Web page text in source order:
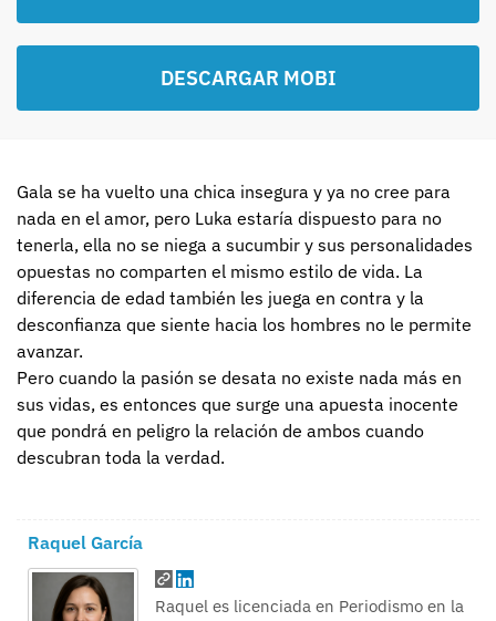
DESCARGAR MOBI
Gala se ha vuelto una chica insegura y ya no cree para
nada en el amor, pero Luka estaría dispuesto para no
tenerla, ella no se niega a sucumbir y sus personalidades
opuestas no comparten el mismo estilo de vida. La
diferencia de edad también les juega en contra y la
desconfianza que siente hacia los hombres no le permite
avanzar.
Pero cuando la pasión se desata no existe nada más en
sus vidas, es entonces que surge una apuesta inocente
que pondrá en peligro la relación de ambos cuando
descubran toda la verdad.
Raquel García
Raquel es licenciada en Periodismo en la